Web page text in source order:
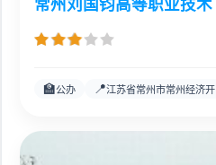
常州刘国钧高等职业技术
🏫公办 📍江苏省常州市常州经济开